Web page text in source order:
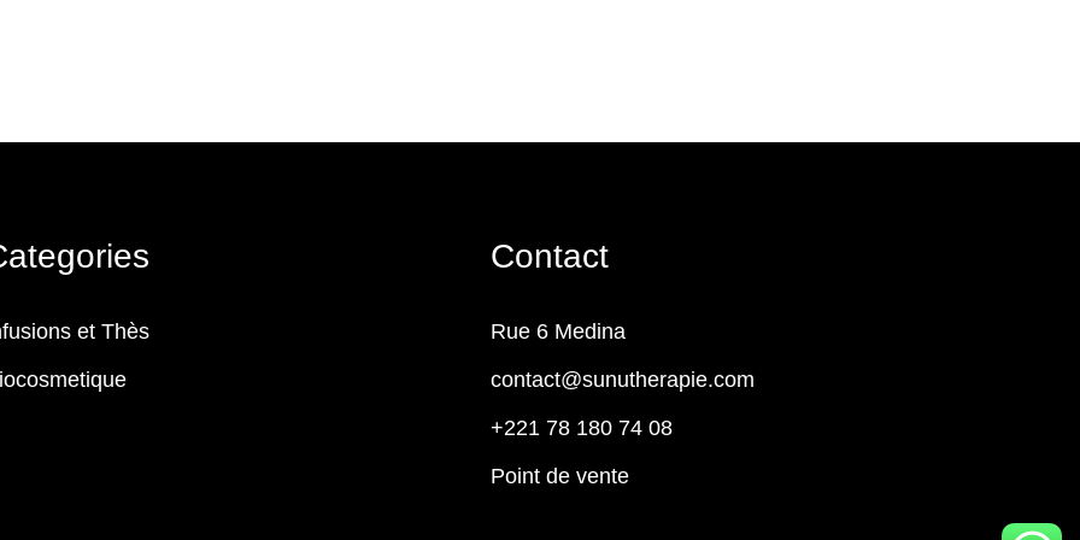
et Thès
Contact
Rue 6 Medina
contact@sunutherapie.com
+221 78 180 74 08
Point de vente